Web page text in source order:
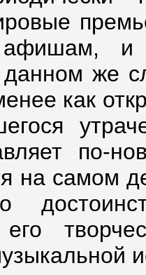
афишам, и
же
как
по-
на самом
его